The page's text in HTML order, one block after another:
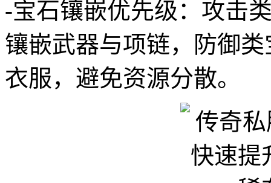
-宝石镶嵌优先级：攻击
镶嵌武器与项链，防御
衣服，避免资源分散。